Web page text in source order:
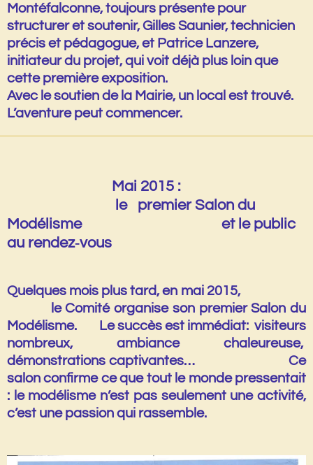
Montéfalconne, toujours présente pour
structurer et soutenir,Gilles Saunier, technicien
précis et pédagogue, et Patrice Lanzere,
initiateur du projet, qui voit déjà plus loin que
cette première exposition.
Avec le soutien de la Mairie, un local est trouvé.
L’aventure peut commencer.
Mai 2015 :
le premier Salon du
Modélisme et le public
au rendez‑vous
Quelques mois plus tard, en mai 2015,
le Comité organise son premier Salon du
Modélisme. Le succès est immédiat: visiteurs
nombreux, ambiance chaleureuse,
démonstrations captivantes… Ce
salon confirme ce que tout le monde pressentait
: le modélisme n’est pas seulement une activité,
c’est une passion qui rassemble.